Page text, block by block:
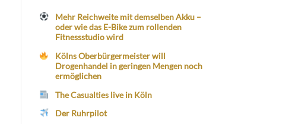
Mehr Reichweite mit demselben Akku –
oder wie das E-Bike zum rollenden
Fitnessstudio wird
Kölns Oberbürgermeister will
Drogenhandel in geringen Mengen noch
ermöglichen
The Casualties live in Köln
Der Ruhrpilot